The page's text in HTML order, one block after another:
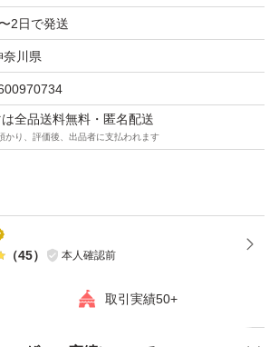
2日で発送
奈川県
全品送料無料・匿名配送
かり、評価後、出品者に支払われます
（45） 本人確認前
取引実績50+